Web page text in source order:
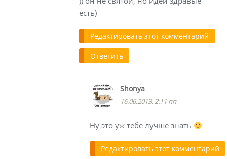
есть)
Редактировать этот комментарий
Ответить
Shonya
16.06.2013, 2:11 пп
Ну это уж тебе лучше знать
Редактировать этот комментарий